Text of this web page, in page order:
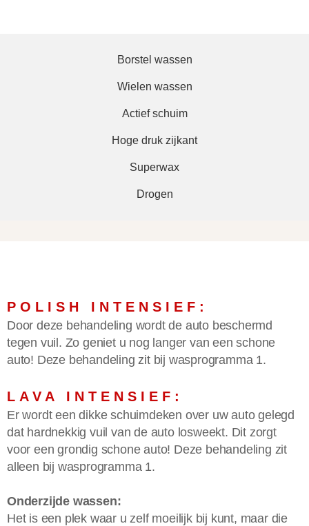
Borstel wassen
Wielen wassen
Actief schuim
Hoge druk zijkant
Superwax
Drogen
POLISH INTENSIEF:
Door deze behandeling wordt de auto beschermd
tegen vuil. Zo geniet u nog langer van een schone
auto! Deze behandeling zit bij wasprogramma 1.
LAVA INTENSIEF:
Er wordt een dikke schuimdeken over uw auto gelegd
dat hardnekkig vuil van de auto losweekt. Dit zorgt
voor een grondig schone auto! Deze behandeling zit
alleen bij wasprogramma 1.
Onderzijde wassen:
Het is een plek waar u zelf moeilijk bij kunt, maar die